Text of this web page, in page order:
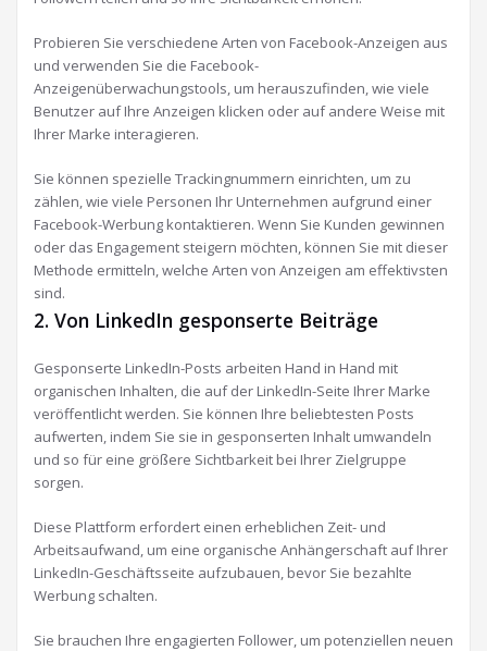
Probieren Sie verschiedene Arten von Facebook-Anzeigen aus
und verwenden Sie die Facebook-
Anzeigenüberwachungstools, um herauszufinden, wie viele
Benutzer auf Ihre Anzeigen klicken oder auf andere Weise mit
Ihrer Marke interagieren.
Sie können spezielle Trackingnummern einrichten, um zu
zählen, wie viele Personen Ihr Unternehmen aufgrund einer
Facebook-Werbung kontaktieren. Wenn Sie Kunden gewinnen
oder das Engagement steigern möchten, können Sie mit dieser
Methode ermitteln, welche Arten von Anzeigen am effektivsten
sind.
2. Von LinkedIn gesponserte Beiträge
Gesponserte LinkedIn-Posts arbeiten Hand in Hand mit
organischen Inhalten, die auf der LinkedIn-Seite Ihrer Marke
veröffentlicht werden. Sie können Ihre beliebtesten Posts
aufwerten, indem Sie sie in gesponserten Inhalt umwandeln
und so für eine größere Sichtbarkeit bei Ihrer Zielgruppe
sorgen.
Diese Plattform erfordert einen erheblichen Zeit- und
Arbeitsaufwand, um eine organische Anhängerschaft auf Ihrer
LinkedIn-Geschäftsseite aufzubauen, bevor Sie bezahlte
Werbung schalten.
Sie brauchen Ihre engagierten Follower, um potenziellen neuen